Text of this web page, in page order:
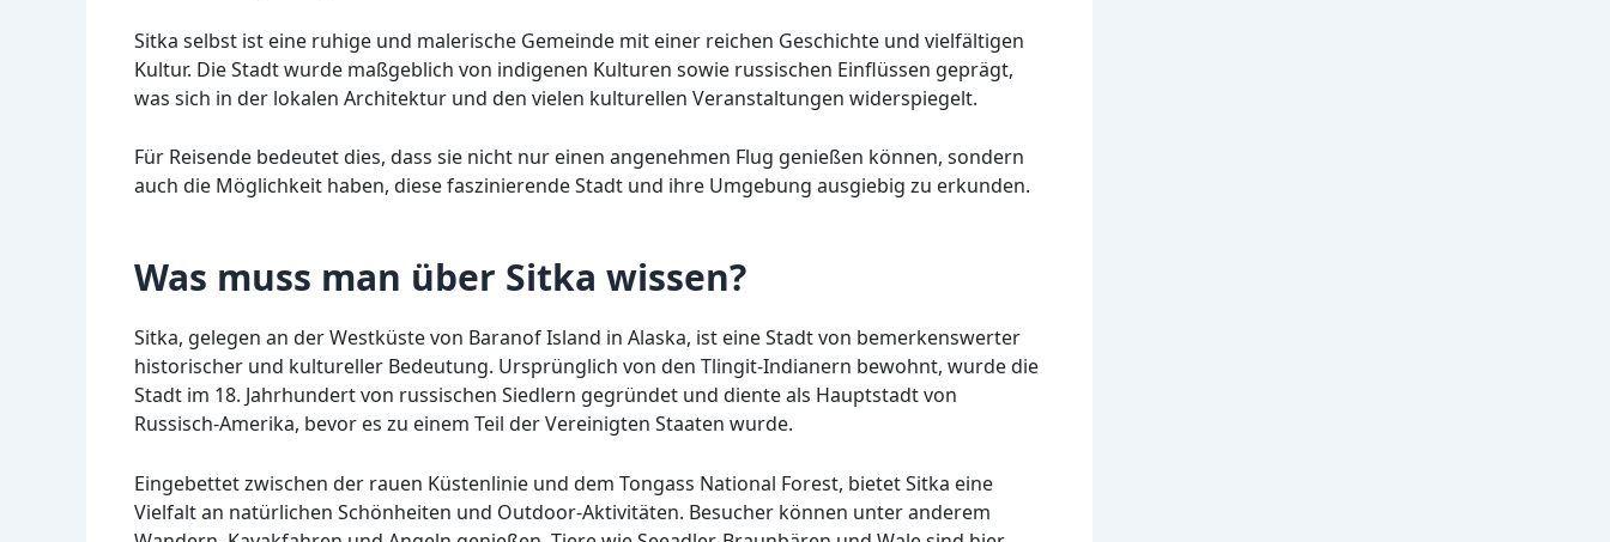
Sitka selbst ist eine ruhige und malerische Gemeinde mit einer reichen Geschichte und vielfältigen
Kultur. Die Stadt wurde maßgeblich von indigenen Kulturen sowie russischen Einflüssen geprägt,
was sich in der lokalen Architektur und den vielen kulturellen Veranstaltungen widerspiegelt.
Für Reisende bedeutet dies, dass sie nicht nur einen angenehmen Flug genießen können, sondern
auch die Möglichkeit haben, diese faszinierende Stadt und ihre Umgebung ausgiebig zu erkunden.
Was muss man über Sitka wissen?
Sitka, gelegen an der Westküste von Baranof Island in Alaska, ist eine Stadt von bemerkenswerter
historischer und kultureller Bedeutung. Ursprünglich von den Tlingit-Indianern bewohnt, wurde die
Stadt im 18. Jahrhundert von russischen Siedlern gegründet und diente als Hauptstadt von
Russisch-Amerika, bevor es zu einem Teil der Vereinigten Staaten wurde.
Eingebettet zwischen der rauen Küstenlinie und dem Tongass National Forest, bietet Sitka eine
Vielfalt an natürlichen Schönheiten und Outdoor-Aktivitäten. Besucher können unter anderem